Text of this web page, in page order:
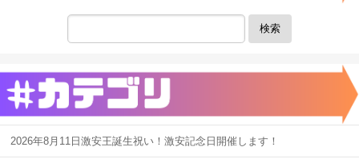
検索
2026年8月11日激安王誕生祝い！激安記念日開催します！